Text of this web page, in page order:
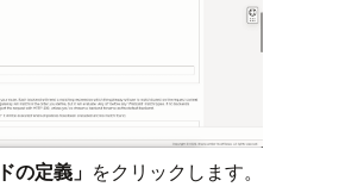
の定義」 をクリックします。